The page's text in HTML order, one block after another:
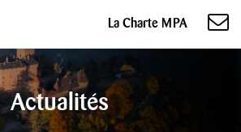
La Charte MPA
Actualités